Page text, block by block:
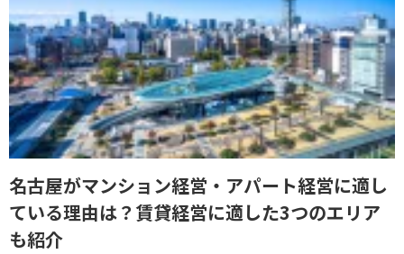
名古屋がマンション経営・アパート経営に適し
ている理由は？賃貸経営に適した3つのエリア
も紹介